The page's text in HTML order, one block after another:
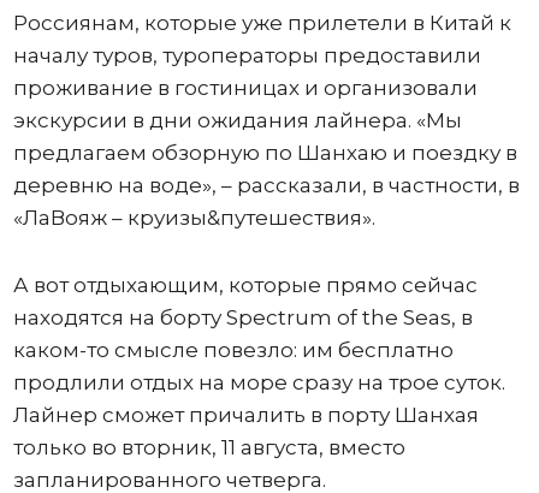
Россиянам, которые уже прилетели в Китай к
началу туров, туроператоры предоставили
проживание в гостиницах и организовали
экскурсии в дни ожидания лайнера. «Мы
предлагаем обзорную по Шанхаю и поездку в
деревню на воде», – рассказали, в частности, в
«ЛаВояж – круизы&путешествия».
А вот отдыхающим, которые прямо сейчас
находятся на борту Spectrum of the Seas, в
каком-то смысле повезло: им бесплатно
продлили отдых на море сразу на трое суток.
Лайнер сможет причалить в порту Шанхая
только во вторник, 11 августа, вместо
запланированного четверга.